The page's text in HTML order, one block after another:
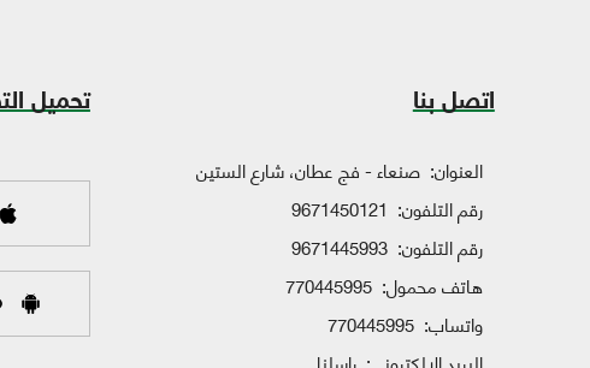
اتصل بنا
العنوان: صنعاء - فج عطان، شارع الستين
رقم التلفون: 9671450121
رقم التلفون: 9671445993
هاتف محمول: 770445995
واتساب: 770445995
تحميل